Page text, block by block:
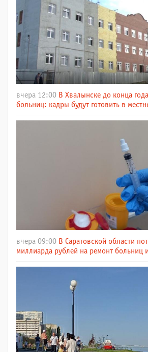
вчера 12:00 В Хвалынске до конца
больниц: кадры будут готовить в
вчера 09:00 В Саратовской области
миллиарда рублей на ремонт больниц